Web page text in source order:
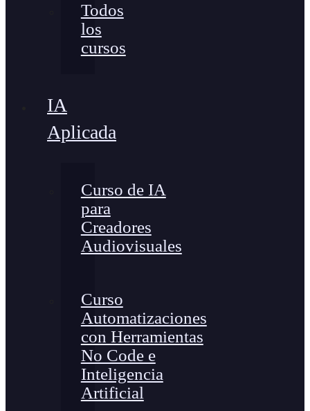
Todos
los
cursos
IA
Aplicada
Curso de IA
para
Creadores
Audiovisuales
Curso
Automatizaciones
con Herramientas
No Code e
Inteligencia
Artificial